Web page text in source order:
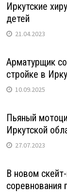
Иркутские
детей
21.04.2023
Арматурщик
стройке в
10.09.2025
Пьяный
Иркутской
27.07.2023
В новом
соревнования